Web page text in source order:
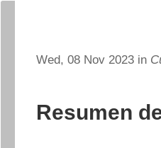
Wed, 08 Nov 2023 in
Resumen